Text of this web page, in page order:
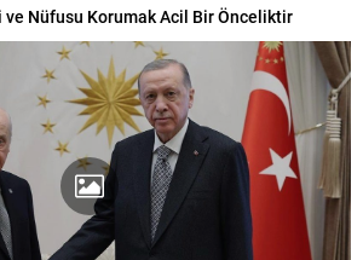
Nüfusu Korumak Acil Bir Önceliktir